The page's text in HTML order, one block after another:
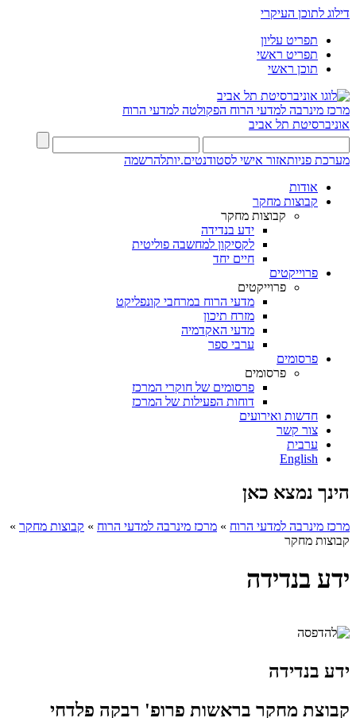
דילוג לתוכן העיקרי
תפריט עליון
תפריט ראשי
תוכן ראשי
מרכז מינרבה למדעי הרוח הפקולטה למדעי הרוח
אוניברסיטת תל אביב
מערכת פניותאזור אישי לסטודנטים.יותלהרשמה
אודות
קבוצות מחקר
קבוצות מחקר
ידע בנדידה
לקסיקון למחשבה פוליטית
חיים יחד
פרוייקטים
פרוייקטים
מדעי הרוח במרחבי קונפליקט
מזרח תיכון
מדעי האקדמיה
ערבי ספר
פרסומים
פרסומים
פרסומים של חוקרי המרכז
דוחות הפעילות של המרכז
חדשות ואירועים
צור קשר
ערבית
English
הינך נמצא כאן
מרכז מינרבה למדעי הרוח » מרכז מינרבה למדעי הרוח » קבוצות מחקר »
קבוצות מחקר
ידע בנדידה
ידע בנדידה
קבוצת מחקר בראשות פרופ' רבקה פלדחי